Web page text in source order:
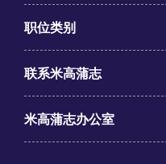
职位类别
联系米高蒲志
米高蒲志办公室